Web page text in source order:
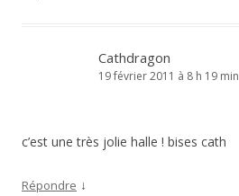
Cathdragon
19 février 2011 à 8 h 19 min
c’est une très jolie halle ! bises cath
Répondre ↓